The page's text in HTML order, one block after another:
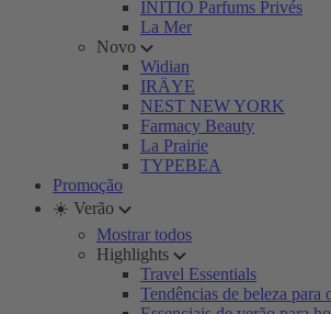
INITIO Parfums Privés
La Mer
Novo
Widian
IRÄYE
NEST NEW YORK
Farmacy Beauty
La Prairie
TYPEBEA
Promoção
☀️ Verão
Mostrar todos
Highlights
Travel Essentials
Tendências de beleza para